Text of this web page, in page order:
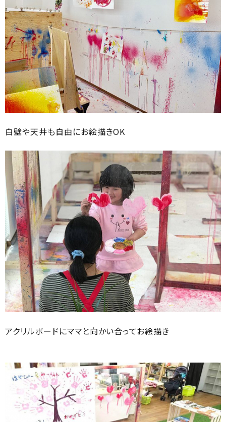
白壁や天井も自由にお絵描きOK
アクリルボードにママと向かい合ってお絵描き